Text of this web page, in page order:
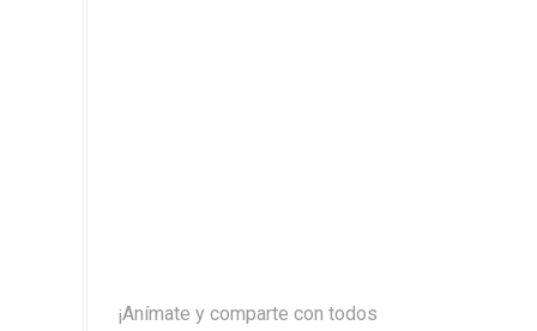
¡Anímate y comparte con todos